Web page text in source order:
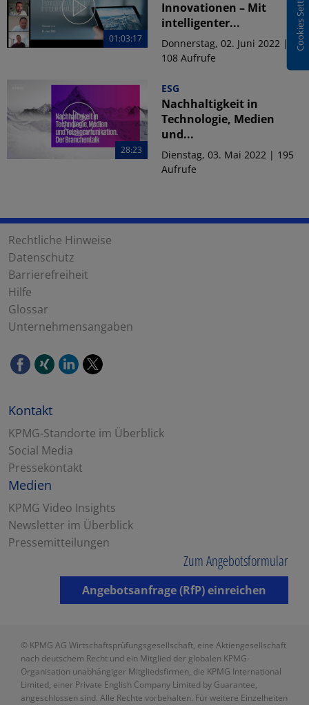
01:03:17
Innovationen – Mit
intelligenter...
Donnerstag, 02. Juni 2022 |
108 Aufrufe
28:23
ESG
Nachhaltigkeit in
Technologie, Medien
und...
Dienstag, 03. Mai 2022 | 195
Aufrufe
Cookies Settings
Rechtliche Hinweise
Datenschutz
Barrierefreiheit
Hilfe
Glossar
Unternehmensangaben
Kontakt
KPMG-Standorte im Überblick
Social Media
Pressekontakt
Medien
KPMG Video Insights
Newsletter im Überblick
Pressemitteilungen
Zum Angebotsformular
Angebotsanfrage (RfP) einreichen
© KPMG AG Wirtschaftsprüfungsgesellschaft, eine Aktiengesellschaft
nach deutschem Recht und ein Mitglied der globalen KPMG-
Organisation unabhängiger Mitgliedsfirmen, die KPMG International
Limited, einer Private English Company Limited by Guarantee,
angeschlossen sind. Alle Rechte vorbehalten. Für weitere Einzelheiten